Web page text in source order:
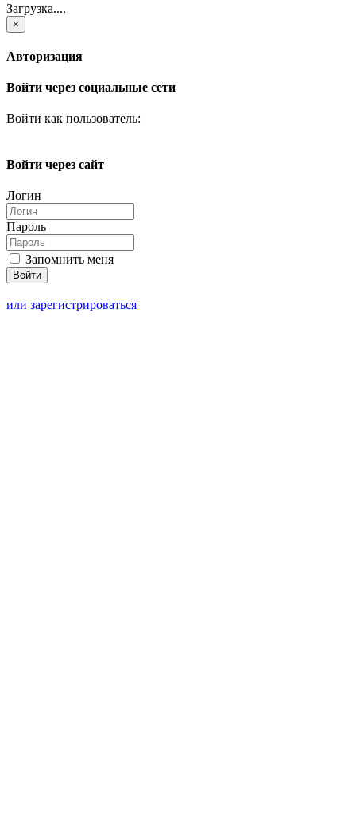
Загрузка....
×
Авторизация
Войти через социальные сети
Войти как пользователь:
Войти через сайт
Логин
Пароль
Запомнить меня
или зарегистрироваться